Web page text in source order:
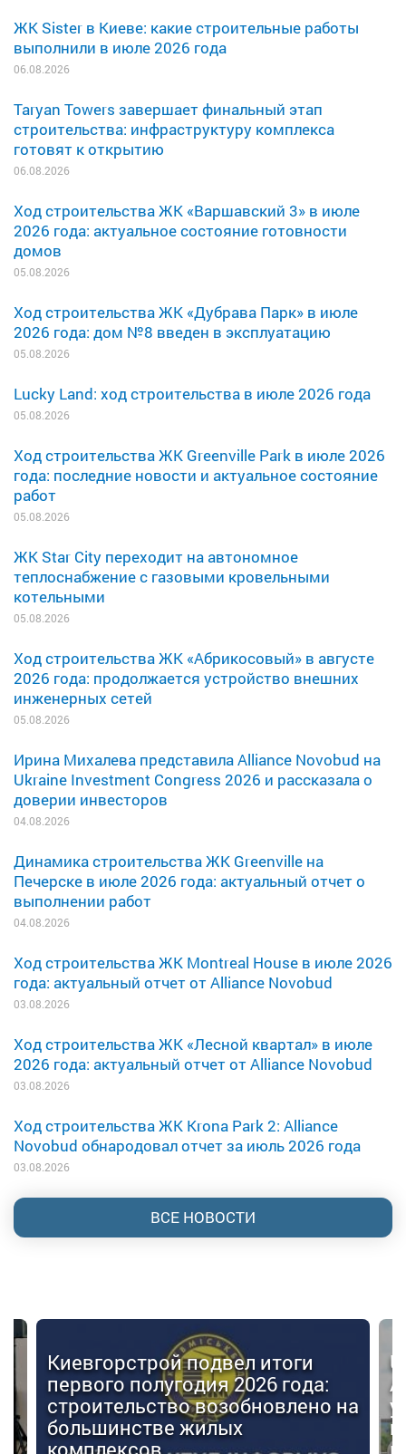
ЖК Sister в Киеве: какие строительные работы
выполнили в июле 2026 года
06.08.2026
Taryan Towers завершает финальный этап
строительства: инфраструктуру комплекса
готовят к открытию
06.08.2026
Ход строительства ЖК «Варшавский 3» в июле
2026 года: актуальное состояние готовности
домов
05.08.2026
Ход строительства ЖК «Дубрава Парк» в июле
2026 года: дом №8 введен в эксплуатацию
05.08.2026
Lucky Land: ход строительства в июле 2026 года
05.08.2026
Ход строительства ЖК Greenville Park в июле 2026
года: последние новости и актуальное состояние
работ
05.08.2026
ЖК Star City переходит на автономное
теплоснабжение с газовыми кровельными
котельными
05.08.2026
Ход строительства ЖК «Абрикосовый» в августе
2026 года: продолжается устройство внешних
инженерных сетей
05.08.2026
Ирина Михалева представила Alliance Novobud на
Ukraine Investment Congress 2026 и рассказала о
доверии инвесторов
04.08.2026
Динамика строительства ЖК Greenville на
Печерске в июле 2026 года: актуальный отчет о
выполнении работ
04.08.2026
Ход строительства ЖК Montreal House в июле 2026
года: актуальный отчет от Alliance Novobud
03.08.2026
Ход строительства ЖК «Лесной квартал» в июле
2026 года: актуальный отчет от Alliance Novobud
03.08.2026
Ход строительства ЖК Krona Park 2: Alliance
Novobud обнародовал отчет за июль 2026 года
03.08.2026
ВСЕ НОВОСТИ
Киевгорстрой подвел итоги
первого полугодия 2026 года:
строительство возобновлено на
большинстве жилых